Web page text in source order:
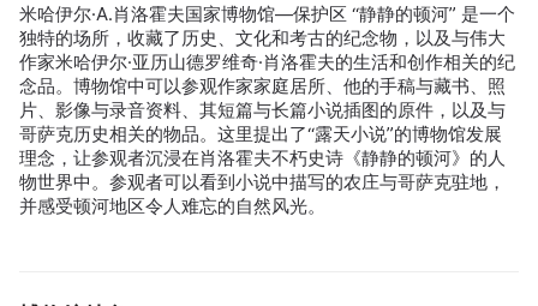
米哈伊尔·A.肖洛霍夫国家博物馆—保护区 “静静的顿河” 是一个
独特的场所，收藏了历史、文化和考古的纪念物，以及与伟大
作家米哈伊尔·亚历山德罗维奇·肖洛霍夫的生活和创作相关的纪
念品。博物馆中可以参观作家家庭居所、他的手稿与藏书、照
片、影像与录音资料、其短篇与长篇小说插图的原件，以及与
哥萨克历史相关的物品。这里提出了“露天小说”的博物馆发展
理念，让参观者沉浸在肖洛霍夫不朽史诗《静静的顿河》的人
物世界中。参观者可以看到小说中描写的农庄与哥萨克驻地，
并感受顿河地区令人难忘的自然风光。